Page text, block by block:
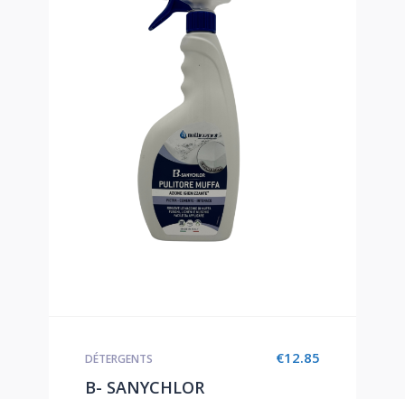
€12.85
DÉTERGENTS
B- SANYCHLOR